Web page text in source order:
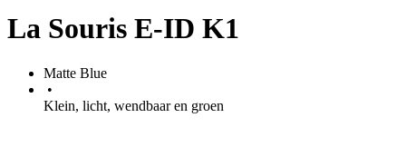
La Souris E-ID K1
Matte Blue
•
Klein, licht, wendbaar en groen